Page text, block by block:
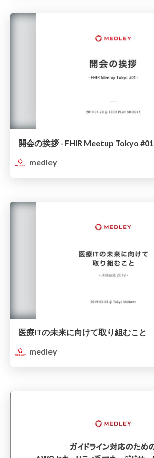
開会の挨拶 - FHIR Meetup Tokyo #01
medley
医療ITの未来に向けて取り組むこと
medley